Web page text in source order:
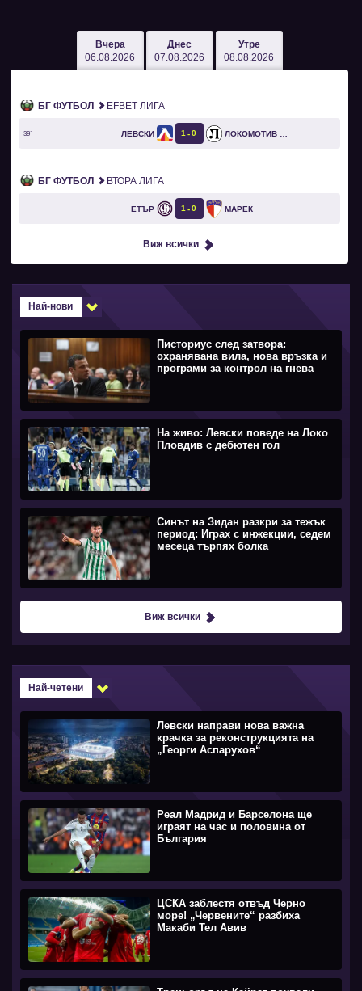
Вчера
06.08.2026
Днес
07.08.2026
Утре
08.08.2026
БГ ФУТБОЛ EFBET ЛИГА
39` ЛЕВСКИ 1 0 ЛОКОМОТИВ ПЛОВДИВ
БГ ФУТБОЛ ВТОРА ЛИГА
ЕТЪР 1 0 МАРЕК
Виж всички
Най-нови
Писториус след затвора:
охранявана вила, нова връзка и
програми за контрол на гнева
На живо: Левски поведе на Локо
Пловдив с дебютен гол
Синът на Зидан разкри за тежък
период: Играх с инжекции, седем
месеца търпях болка
Виж всички
Най-четени
Левски направи нова важна
крачка за реконструкцията на
„Георги Аспарухов“
Реал Мадрид и Барселона ще
играят на час и половина от
България
ЦСКА заблестя отвъд Черно
море! „Червените“ разбиха
Макаби Тел Авив